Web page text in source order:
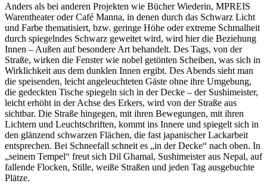
Anders als bei anderen Projekten wie Bücher Wiederin, MPREIS
Warentheater oder Café Manna, in denen durch das Schwarz Licht
und Farbe thematisiert, bzw. geringe Höhe oder extreme Schmalheit
durch spiegelndes Schwarz geweitet wird, wird hier die Beziehung
Innen – Außen auf besondere Art behandelt. Des Tags, von der
Straße, wirken die Fenster wie nobel getönten Scheiben, was sich in
Wirklichkeit aus dem dunklen Innen ergibt. Des Abends sieht man
die speisenden, leicht angeleuchteten Gäste ohne ihre Umgebung,
die gedeckten Tische spiegeln sich in der Decke – der Sushimeister,
leicht erhöht in der Achse des Erkers, wird von der Straße aus
sichtbar. Die Straße hingegen, mit ihren Bewegungen, mit ihren
Lichtern und Leuchtschriften, kommt ins Innere und spiegelt sich in
den glänzend schwarzen Flächen, die fast japanischer Lackarbeit
entsprechen. Bei Schneefall schneit es „in der Decke“ nach oben. In
„seinem Tempel“ freut sich Dil Ghamal, Sushimeister aus Nepal, auf
fallende Flocken, Stille, weiße Straßen und jeden Tag ausgebuchte
Plätze.